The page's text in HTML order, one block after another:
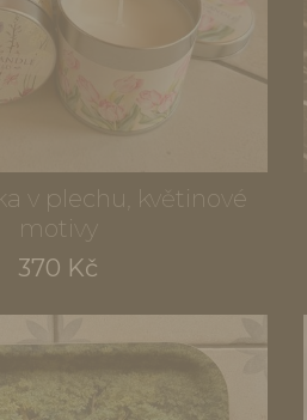
v plechu, květinové
motivy
370 Kč